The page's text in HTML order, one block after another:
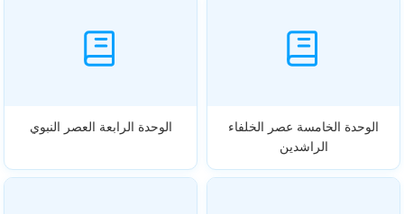
الوحدة الخامسة عصر الخلفاء
الراشدين
الوحدة الرابعة العصر النبوي